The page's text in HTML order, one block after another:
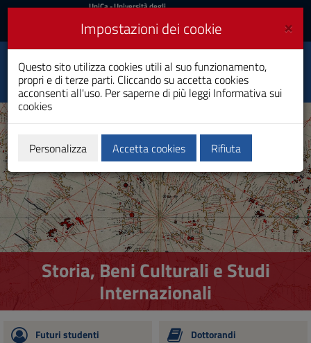
Vai
al
navigazione
del
sito
Vai
al
Footer
UniCa
Accedi
UniCa- Università degli
Accedi UniCA News
Toggle
navigation
Storia, Beni Culturali e
Studi Internazionali
Dottorato di Ricerca
Storia, Beni Culturali e Studi
Internazionali
Futuri studenti Dottorandi
×
Impostazioni dei cookie
Questo sito utilizza cookies utili al suo funzionamento,
propri e di terze parti. Cliccando su accetta cookies
acconsenti all'uso. Per saperne di più leggi Informativa sui
cookies
Personalizza Accetta cookies Rifiuta